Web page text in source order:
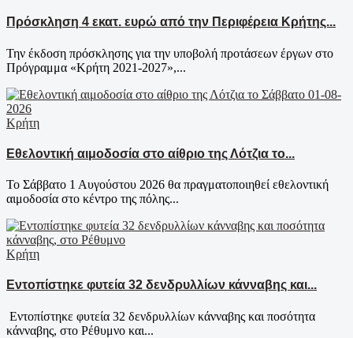
Πρόσκληση 4 εκατ. ευρώ από την Περιφέρεια Κρήτης...
Την έκδοση πρόσκλησης για την υποβολή προτάσεων έργων στο
Πρόγραμμα «Κρήτη 2021-2027»,...
Κρήτη
Εθελοντική αιμοδοσία στο αίθριο της Λότζια το...
Το Σάββατο 1 Αυγούστου 2026 θα πραγματοποιηθεί εθελοντική
αιμοδοσία στο κέντρο της πόλης...
Κρήτη
Εντοπίστηκε φυτεία 32 δενδρυλλίων κάνναβης και...
Εντοπίστηκε φυτεία 32 δενδρυλλίων κάνναβης και ποσότητα
κάνναβης, στο Ρέθυμνο και...